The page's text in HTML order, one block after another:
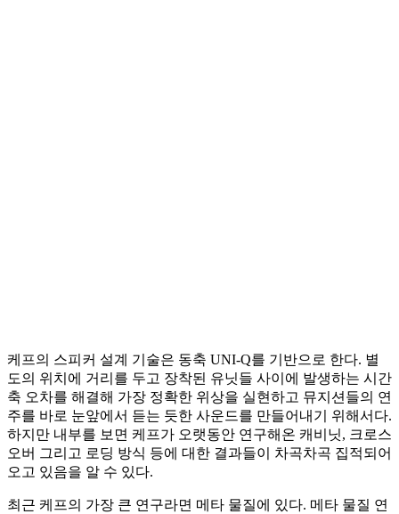
케프의 스피커 설계 기술은 동축 UNI-Q를 기반으로 한다. 별
도의 위치에 거리를 두고 장착된 유닛들 사이에 발생하는 시간
축 오차를 해결해 가장 정확한 위상을 실현하고 뮤지션들의 연
주를 바로 눈앞에서 듣는 듯한 사운드를 만들어내기 위해서다.
하지만 내부를 보면 케프가 오랫동안 연구해온 캐비닛, 크로스
오버 그리고 로딩 방식 등에 대한 결과들이 차곡차곡 집적되어
오고 있음을 알 수 있다.
최근 케프의 가장 큰 연구라면 메타 물질에 있다. 메타 물질 연